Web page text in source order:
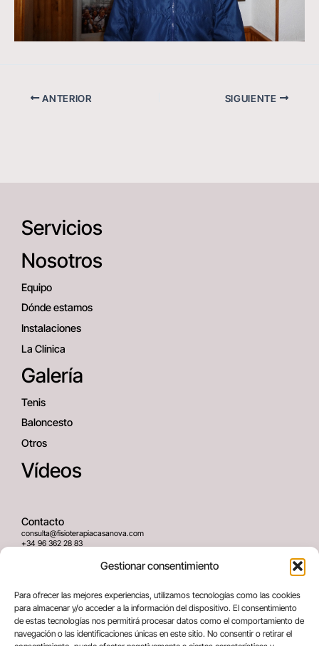
Gestionar consentimiento
Para ofrecer las mejores experiencias, utilizamos tecnologías como las cookies
para almacenar y/o acceder a la información del dispositivo. El consentimiento
de estas tecnologías nos permitirá procesar datos como el comportamiento de
navegación o las identificaciones únicas en este sitio. No consentir o retirar el
ANTERIOR SIGUIENTE
Servicios
Nosotros
Equipo
Dónde estamos
Instalaciones
La Clínica
Galería
Tenis
Baloncesto
Otros
Vídeos
Contacto
consulta@fisioterapiacasanova.com
+34 96 362 28 83
Dirección
C/ Greses Nº12 (Bajo) 46020
Valencia, España